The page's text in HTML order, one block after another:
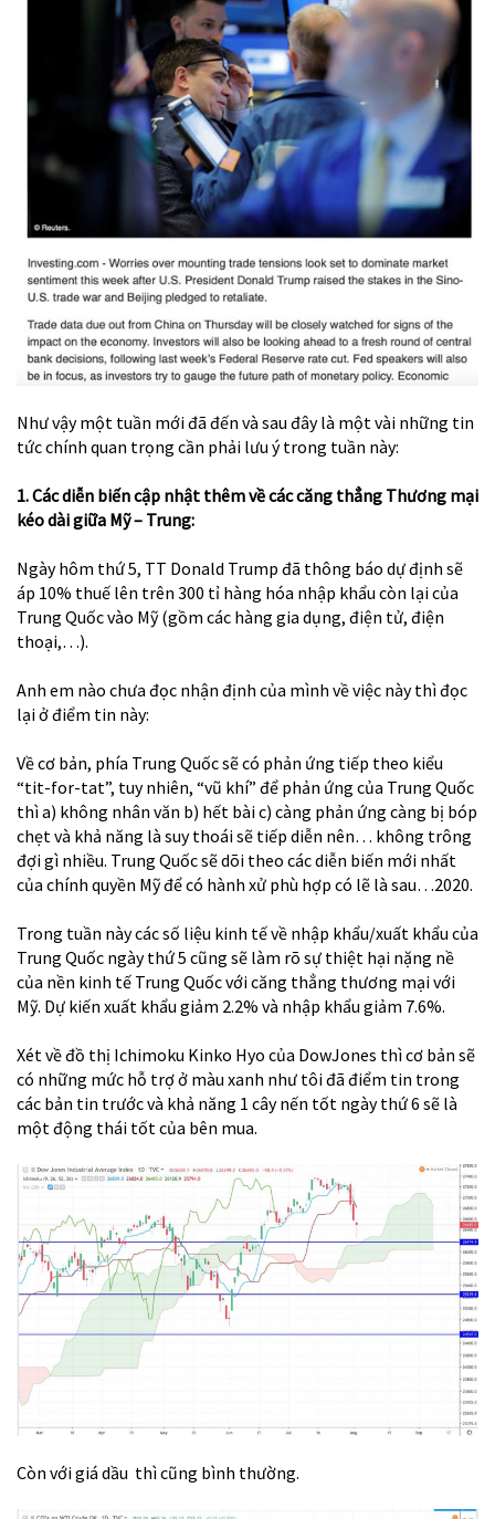
Như vậy một tuần mới đã đến và sau đây là một vài những tin
tức chính quan trọng cần phải lưu ý trong tuần này:
1. Các diễn biến cập nhật thêm về các căng thẳng Thương mại
kéo dài giữa Mỹ – Trung:
Ngày hôm thứ 5, TT Donald Trump đã thông báo dự định sẽ
áp 10% thuế lên trên 300 tỉ hàng hóa nhập khẩu còn lại của
Trung Quốc vào Mỹ (gồm các hàng gia dụng, điện tử, điện
thoại,…).
Anh em nào chưa đọc nhận định của mình về việc này thìđọc
lại ở điểm tin này:
Về cơ bản, phía Trung Quốc sẽ có phản ứng tiếp theo kiểu
“tit-for-tat”, tuy nhiên, “vũ khí” để phản ứng của Trung Quốc
thì a) không nhân văn b) hết bài c) càng phản ứng càng bị bóp
chẹt và khả năng là suy thoái sẽ tiếp diễn nên… không trông
đợi gì nhiều. Trung Quốc sẽ dõi theo các diễn biến mới nhất
của chính quyền Mỹ để có hành xử phù hợp có lẽ là sau…2020.
Trong tuần này các số liệu kinh tế về nhập khẩu/xuất khẩu của
Trung Quốc ngày thứ 5 cũng sẽ làm rõ sự thiệt hại nặng nề
của nền kinh tế Trung Quốc với căng thẳng thương mại với
Mỹ. Dự kiến xuất khẩu giảm 2.2% và nhập khẩu giảm 7.6%.
Xét về đồ thị Ichimoku Kinko Hyo của DowJones thì cơ bản sẽ
có những mức hỗ trợ ở màu xanh như tôi đã điểm tin trong
các bản tin trước và khả năng 1 cây nến tốt ngày thứ 6 sẽ là
một động thái tốt của bên mua.
Còn với giá dầu thì cũng bình thường.